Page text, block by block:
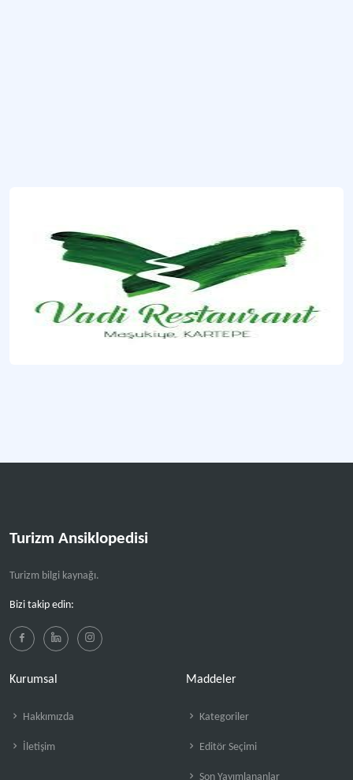
Turizm Ansiklopedisi
Turizm bilgi kaynağı.
Bizi takip edin:
Kurumsal
Hakkımızda
İletişim
Maddeler
Kategoriler
Editör Seçimi
Son Yayımlananlar